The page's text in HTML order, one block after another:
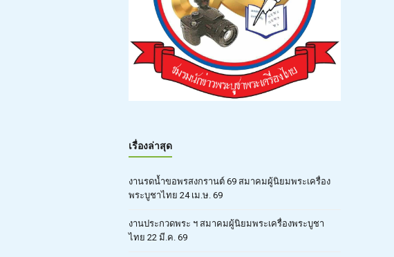
เรื่องล่าสุด
งานรดน้ำขอพรสงกรานต์ 69 สมาคมผู้นิยมพระเครื่อง
พระบูชาไทย 24 เม.ษ. 69
งานประกวดพระ ฯ สมาคมผู้นิยมพระเครื่องพระบูชา
ไทย 22 มี.ค. 69